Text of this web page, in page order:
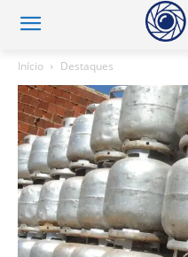
Início Destaques